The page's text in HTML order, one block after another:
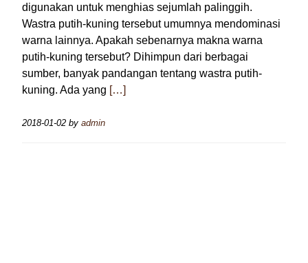
digunakan untuk menghias sejumlah palinggih.
Wastra putih-kuning tersebut umumnya mendominasi
warna lainnya. Apakah sebenarnya makna warna
putih-kuning tersebut? Dihimpun dari berbagai
sumber, banyak pandangan tentang wastra putih-
kuning. Ada yang […]
2018-01-02 by admin